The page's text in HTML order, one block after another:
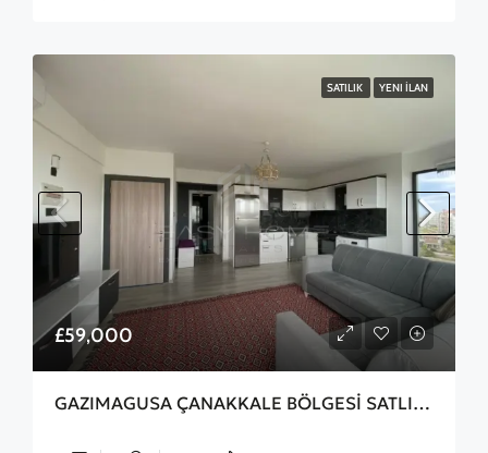
SATILIK YENI İLAN
£59,000
GAZIMAGUSA ÇANAKKALE BÖLGESİ SATLIK 2+1 DAİRE